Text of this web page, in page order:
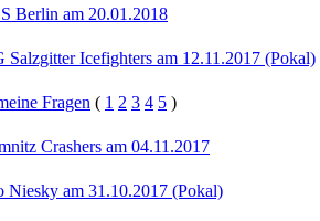
Berlin am 20.01.2018
Icefighters am 12.11.2017 (Pokal)
Fragen ( 1 2 3 4 5 )
Crashers am 04.11.2017
Niesky am 31.10.2017 (Pokal)